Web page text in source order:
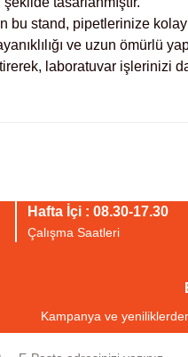
stand, pipetlerinize kolay
ve uzun ömürlü
laboratuvar işlerinizi
Hafta İçi : 08.30-17.30
Çalışma Saatleri
Kampanya ve